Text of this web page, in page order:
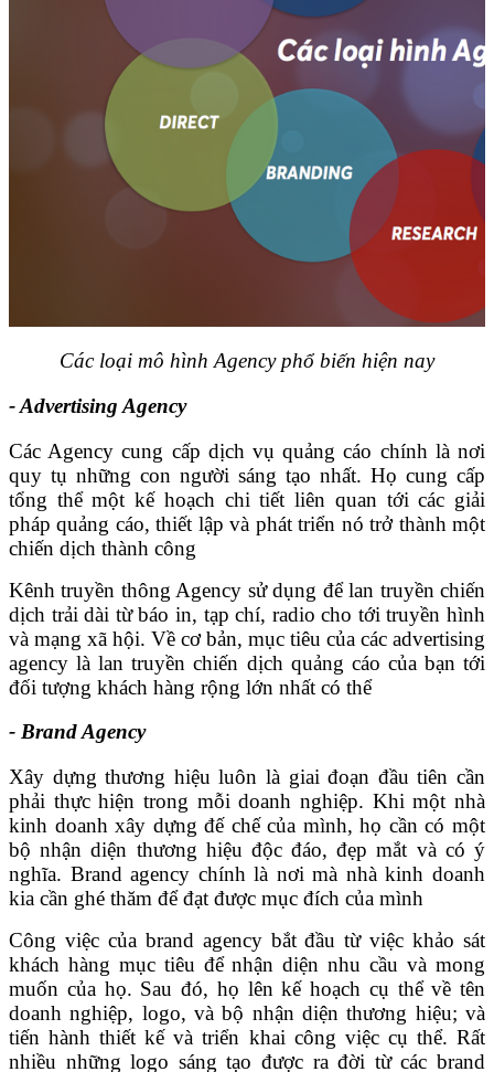
Các loại mô hình Agency phổ biến hiện nay
- Advertising Agency
Các Agency cung cấp dịch vụ quảng cáo chính là nơi
quy tụ những con người sáng tạo nhất. Họ cung cấp
tổng thể một kế hoạch chi tiết liên quan tới các giải
pháp quảng cáo, thiết lập và phát triển nó trở thành một
chiến dịch thành công
Kênh truyền thông Agency sử dụng để lan truyền chiến
dịch trải dài từ báo in, tạp chí, radio cho tới truyền hình
và mạng xã hội. Về cơ bản, mục tiêu của các advertising
agency là lan truyền chiến dịch quảng cáo của bạn tới
đối tượng khách hàng rộng lớn nhất có thể
- Brand Agency
Xây dựng thương hiệu luôn là giai đoạn đầu tiên cần
phải thực hiện trong mỗi doanh nghiệp. Khi một nhà
kinh doanh xây dựng đế chế của mình, họ cần có một
bộ nhận diện thương hiệu độc đáo, đẹp mắt và có ý
nghĩa. Brand agency chính là nơi mà nhà kinh doanh
kia cần ghé thăm để đạt được mục đích của mình
Công việc của brand agency bắt đầu từ việc khảo sát
khách hàng mục tiêu để nhận diện nhu cầu và mong
muốn của họ. Sau đó, họ lên kế hoạch cụ thể về tên
doanh nghiệp, logo, và bộ nhận diện thương hiệu; và
tiến hành thiết kế và triển khai công việc cụ thể. Rất
nhiều những logo sáng tạo được ra đời từ các brand